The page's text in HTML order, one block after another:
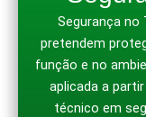
Segurança no
pretendem
função e no
aplicada a
técnico em